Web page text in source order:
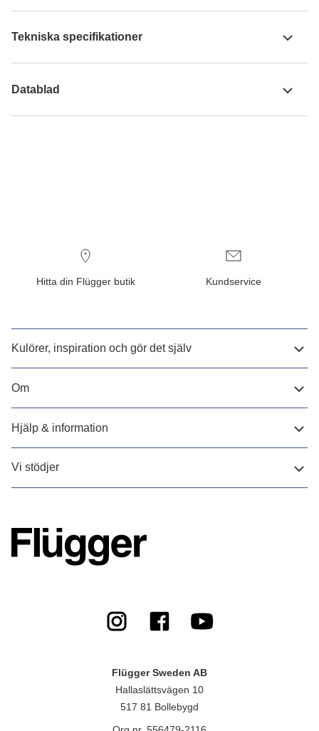
Tekniska specifikationer
Datablad
Hitta din Flügger butik Kundservice
Kulörer, inspiration och gör det själv
Om
Hjälp & information
Vi stödjer
Flügger Sweden AB
Hallaslättsvägen 10
517 81 Bollebygd